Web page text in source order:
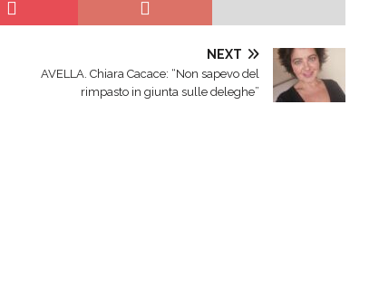
NEXT
AVELLA. Chiara Cacace: “Non sapevo del
rimpasto in giunta sulle deleghe”